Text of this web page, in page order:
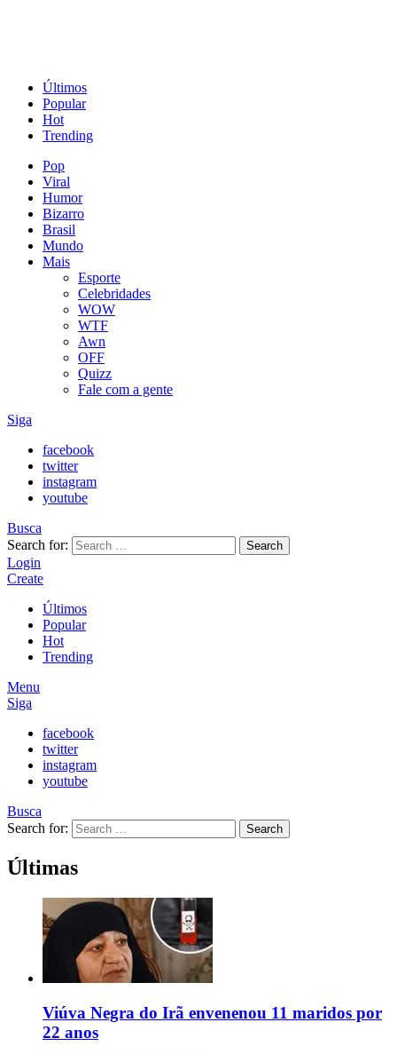
Últimos
Popular
Hot
Trending
Pop
Viral
Humor
Bizarro
Brasil
Mundo
Mais
Esporte
Celebridades
WOW
WTF
Awn
OFF
Quizz
Fale com a gente
Siga
facebook
twitter
instagram
youtube
Busca
Search for:
Search
Login
Create
Últimos
Popular
Hot
Trending
Menu
Siga
facebook
twitter
instagram
youtube
Busca
Search for:
Search
Últimas
Viúva Negra do Irã envenenou 11 maridos por
22 anos